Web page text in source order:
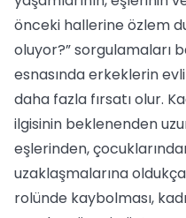
önceki hallerine özlem
oluyor?” sorgulamaları
esnasında erkeklerin
daha fazla fırsatı olur.
ilgisinin beklenenden
eşlerinden,
uzaklaşmalarına oldukça
rolünde kaybolması,